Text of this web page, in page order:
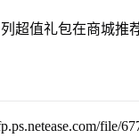
超值礼包在商城推